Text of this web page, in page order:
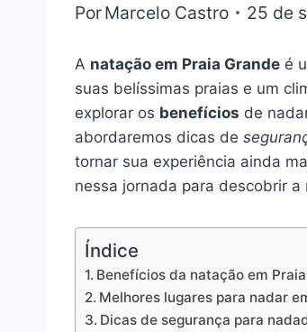
PorMarcelo Castro 25 de
A natação em Praia Grande é
suas belíssimas praias e um
explorar os benefícios de
abordaremos dicas de
tornar sua experiência ainda
nessa jornada para descobrir a
Índice
Benefícios da natação em
Melhores lugares para nadar
Dicas de segurança para